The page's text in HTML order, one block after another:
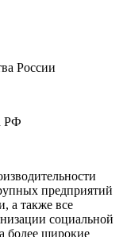
РФ
предприятий
а также все
социальной
более широкие